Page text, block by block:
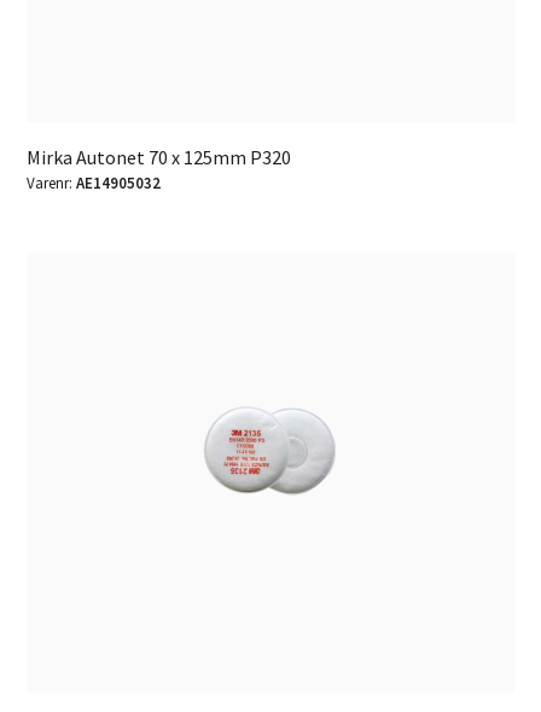
Mirka Autonet 70 x 125mm P320
Varenr:AE14905032